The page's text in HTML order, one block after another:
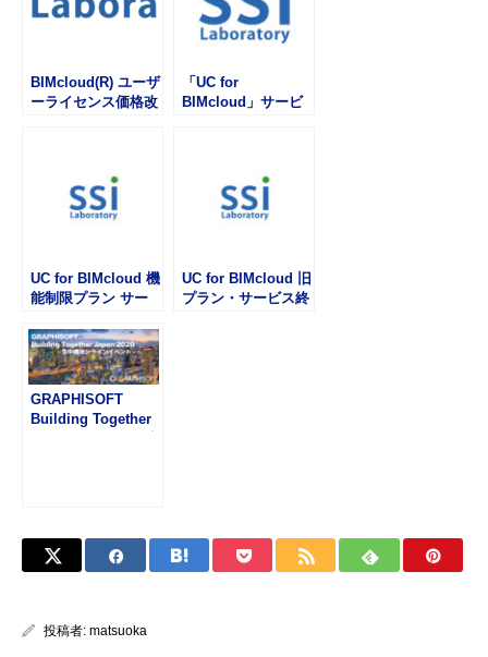
BIMcloud(R) ユーザ
ーライセンス価格改
「UC for
BIMcloud」サービ
UC for BIMcloud 機
能制限プラン サー
UC for BIMcloud 旧
プラン・サービス終
GRAPHISOFT
Building Together
投稿者: matsuoka